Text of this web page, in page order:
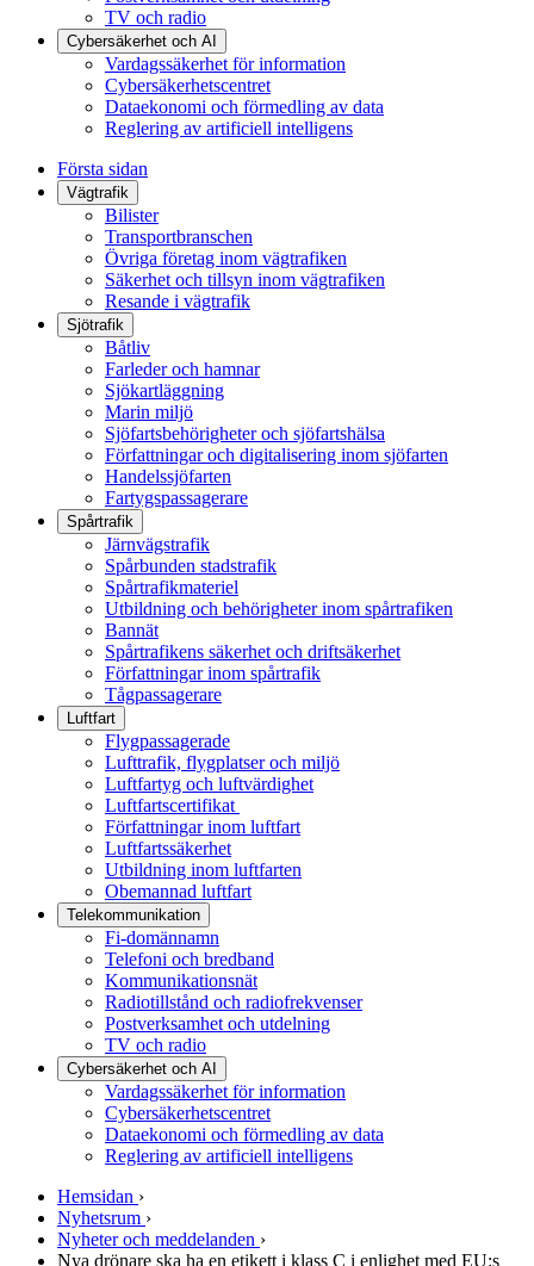
TV och radio
Cybersäkerhet och AI
Vardagssäkerhet för information
Cybersäkerhetscentret
Dataekonomi och förmedling av data
Reglering av artificiell intelligens
Första sidan
Vägtrafik
Bilister
Transportbranschen
Övriga företag inom vägtrafiken
Säkerhet och tillsyn inom vägtrafiken
Resande i vägtrafik
Sjötrafik
Båtliv
Farleder och hamnar
Sjökartläggning
Marin miljö
Sjöfartsbehörigheter och sjöfartshälsa
Författningar och digitalisering inom sjöfarten
Handelssjöfarten
Fartygspassagerare
Spårtrafik
Järnvägstrafik
Spårbunden stadstrafik
Spårtrafikmateriel
Utbildning och behörigheter inom spårtrafiken
Bannät
Spårtrafikens säkerhet och driftsäkerhet
Författningar inom spårtrafik
Tågpassagerare
Luftfart
Flygpassagerade
Lufttrafik, flygplatser och miljö
Luftfartyg och luftvärdighet
Luftfartscertifikat
Författningar inom luftfart
Luftfartssäkerhet
Utbildning inom luftfarten
Obemannad luftfart
Telekommunikation
Fi-domännamn
Telefoni och bredband
Kommunikationsnät
Radiotillstånd och radiofrekvenser
Postverksamhet och utdelning
TV och radio
Cybersäkerhet och AI
Vardagssäkerhet för information
Cybersäkerhetscentret
Dataekonomi och förmedling av data
Reglering av artificiell intelligens
Hemsidan ›
Nyhetsrum ›
Nyheter och meddelanden ›
Nya drönare ska ha en etikett i klass C i enlighet med EU:s